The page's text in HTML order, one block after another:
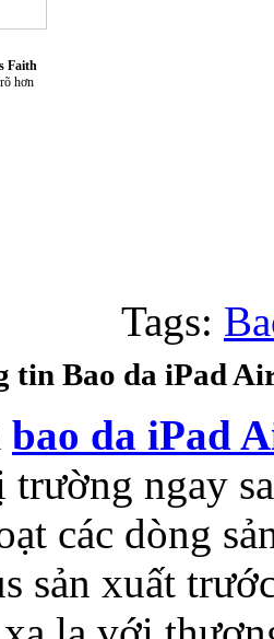
Bao da Samsung
Faith
hơn
Tags:
tin Bao da iPad
bao da iPad
trường ngay
các dòng
sản xuất